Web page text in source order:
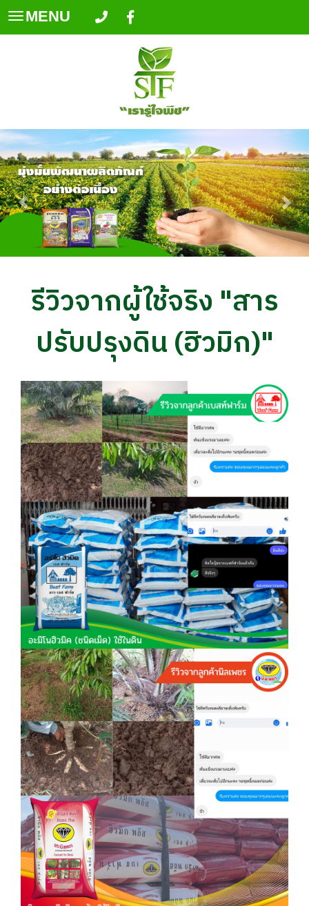
Toggle
navigation
MENU
รีวิวจากผู้ใช้จริง "สาร
ปรับปรุงดิน (ฮิวมิก)"